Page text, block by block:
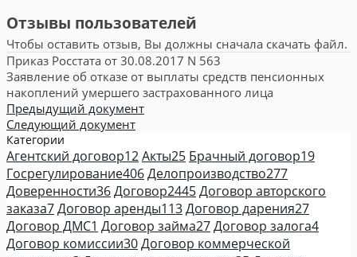
Отзывы пользователей
Чтобы оставить отзыв, Вы должны сначала скачать файл.
Приказ Росстата от 30.08.2017 N 563
Заявление об отказе от выплаты средств пенсионных
накоплений умершего застрахованного лица
Предыдущий документ
Следующий документ
Категории
Агентский договор12Акты25 Брачный договор19
Госрегулирование406Делопроизводство277
Доверенности36Договор2445Договор авторского
заказа7Договор аренды113Договор дарения27
Договор ДМС1 Договор займа27Договор залога4
Договор комиссии30Договор коммерческой